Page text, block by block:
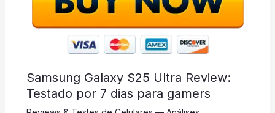
Samsung Galaxy S25 Ultra Review:
Testado por 7 dias para gamers